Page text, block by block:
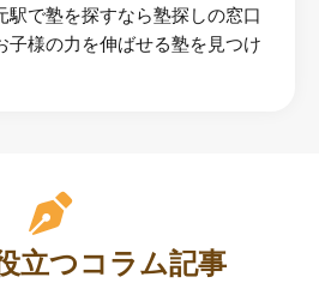
駅で塾を探すなら塾探しの窓口
子様の力を伸ばせる塾を見つけ
立つコラム記事